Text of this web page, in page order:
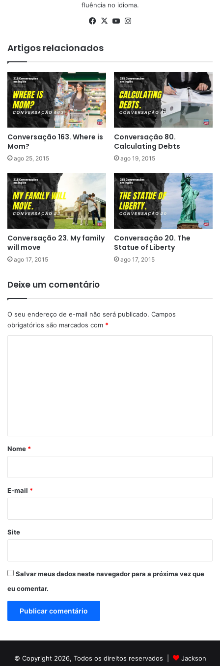
fluência no idioma.
Facebook
X YouTube
Artigos relacionados
Conversação 163. Where is
Mom?
ago 25, 2015
Conversação 80.
Calculating Debts
ago 19, 2015
Conversação 23. My family
will move
ago 17, 2015
Conversação 20. The
Statue of Liberty
ago 17, 2015
Deixe um comentário
O seu endereço de e-mail não será publicado. Campos
obrigatórios são marcados com *
r
*
Nome *
E-mail *
Site
Salvar meus dados neste navegador para a próxima vez que
eu comentar.
© Copyright 2026, Todos os direitos reservados | Jackson